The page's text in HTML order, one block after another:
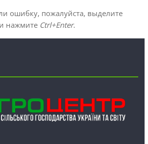
ошибку, пожалуйста, выделите
нажмите Ctrl+Enter.